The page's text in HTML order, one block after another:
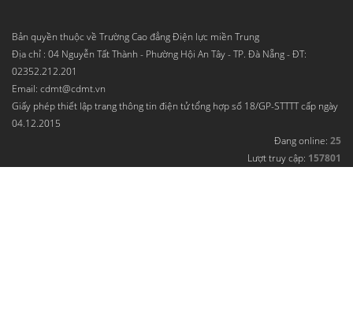
Bản quyền thuộc về Trường Cao đẳng Điện lực miền Trung
Địa chỉ : 04 Nguyễn Tất Thành - Phường Hội An Tây - TP. Đà Nẵng - ĐT:
02352.212.201
Email: cdmt@cdmt.vn
Giấy phép thiết lập trang thông tin điện tử tổng hợp số 18/GP-STTTT cấp ngày
04.12.2015
Đang online: 25
Lượt truy cập: 157801